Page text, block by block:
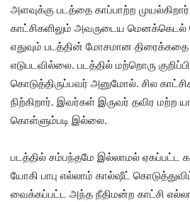
அளவுக்கு படத்தை காப்பாற்ற
காட்சிகளிலும் அவருடைய
எதுவும் படத்தின் மோசமான
எடுபடவில்லை. படத்தில் மற்றொரு
கொடுத்திருப்பவர் அனுமோல். சில
நிற்கிறார். இவர்கள் இருவர் தவிர மற்ற
கொள்ளும்படி இல்லை.
படத்தில் சம்பந்தமே இல்லாமல் ஏகப்பட்ட
யோகி பாபு எல்லாம் கால்ஷீட்
வைக்கப்பட்ட அந்த நீதிமன்ற காட்சி